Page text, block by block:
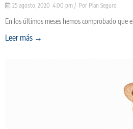
Plan Seguro
25 agosto, 2020 4:00 pm
En los últimos meses hemos comprobado
Leer más →